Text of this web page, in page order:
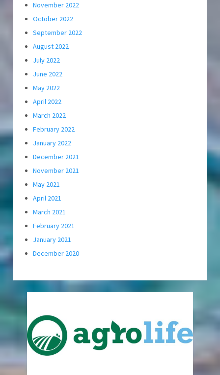
November 2022
October 2022
September 2022
August 2022
July 2022
June 2022
May 2022
April 2022
March 2022
February 2022
January 2022
December 2021
November 2021
May 2021
April 2021
March 2021
February 2021
January 2021
December 2020